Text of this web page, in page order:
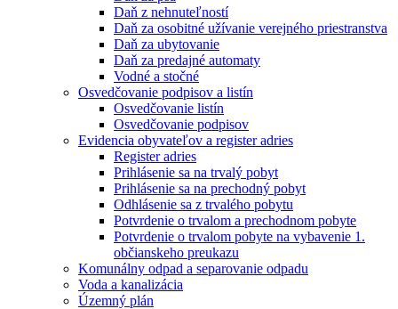
Daň z nehnuteľností
Daň za osobitné užívanie verejného priestranstva
Daň za ubytovanie
Daň za predajné automaty
Vodné a stočné
Osvedčovanie podpisov a listín
Osvedčovanie listín
Osvedčovanie podpisov
Evidencia obyvateľov a register adries
Register adries
Prihlásenie sa na trvalý pobyt
Prihlásenie sa na prechodný pobyt
Odhlásenie sa z trvalého pobytu
Potvrdenie o trvalom a prechodnom pobyte
Potvrdenie o trvalom pobyte na vybavenie 1.
občianskeho preukazu
Komunálny odpad a separovanie odpadu
Voda a kanalizácia
Územný plán